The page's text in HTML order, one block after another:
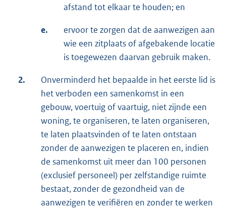
afstand tot elkaar te houden; en
e.
ervoor te zorgen dat de aanwezigen aan
wie een zitplaats of afgebakende locatie
is toegewezen daarvan gebruik maken.
2.
Onverminderd het bepaalde in het eerste lid is
het verboden een samenkomst in een
gebouw, voertuig of vaartuig, niet zijnde een
woning, te organiseren, te laten organiseren,
te laten plaatsvinden of te laten ontstaan
zonder de aanwezigen te placeren en, indien
de samenkomst uit meer dan 100 personen
(exclusief personeel) per zelfstandige ruimte
bestaat, zonder de gezondheid van de
aanwezigen te verifiëren en zonder te werken